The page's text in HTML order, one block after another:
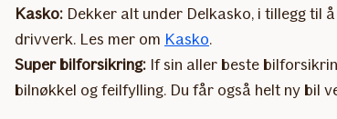
Kasko: Dekker alt under Delkasko, i tillegg til
drivverk. Les mer om Kasko.
Super bilforsikring: If sin aller beste
bilnøkkel og feilfylling. Du får også helt ny bil